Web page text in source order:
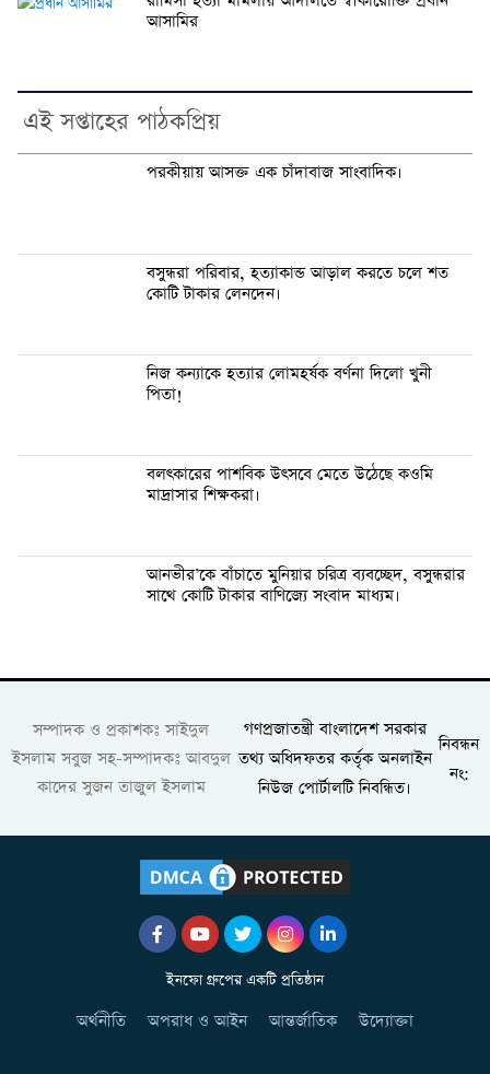
আসামির
এই সপ্তাহের পাঠকপ্রিয়
পরকীয়ায় আসক্ত এক চাঁদাবাজ সাংবাদিক।
বসুন্ধরা প‌রিবার, হত্যাকান্ড আড়াল কর‌তে চ‌লে শত
কো‌টি টাকার লেন‌দেন।
নিজ কন্যা‌কে হত্যার লে‌ামহর্ষক বর্ণনা দি‌লো খুনী
পিতা!
বলৎকা‌রের পাশ‌বিক উৎস‌বে মে‌তে উঠে‌ছে কও‌মি
মাদ্রাসার শিক্ষকরা।
আনভী‌র’‌কে বাঁচা‌তে মু‌নিয়ার চ‌রিত্র ব্যবচ্ছেদ, বসুন্ধরার
সা‌থে কো‌টি টাকার বা‌ণি‌জ্যে সংবাদ মাধ্যম।
সম্পাদক ও প্রকাশকঃ সাইদুল
ইসলাম সবুজ সহ-সম্পাদকঃ আবদুল
কাদের সুজন তাজুল ইসলাম
গণপ্রজাতন্ত্রী বাংলাদেশ সরকার
তথ্য অধিদফতর কর্তৃক অনলাইন
নিউজ পোর্টালটি নিবন্ধিত।
নিবন্ধন
নং:
ইনফো গ্রুপের একটি প্রতিষ্ঠান
অর্থনীতি অপরাধ ও আইন আন্তর্জাতিক উদ্যোক্তা